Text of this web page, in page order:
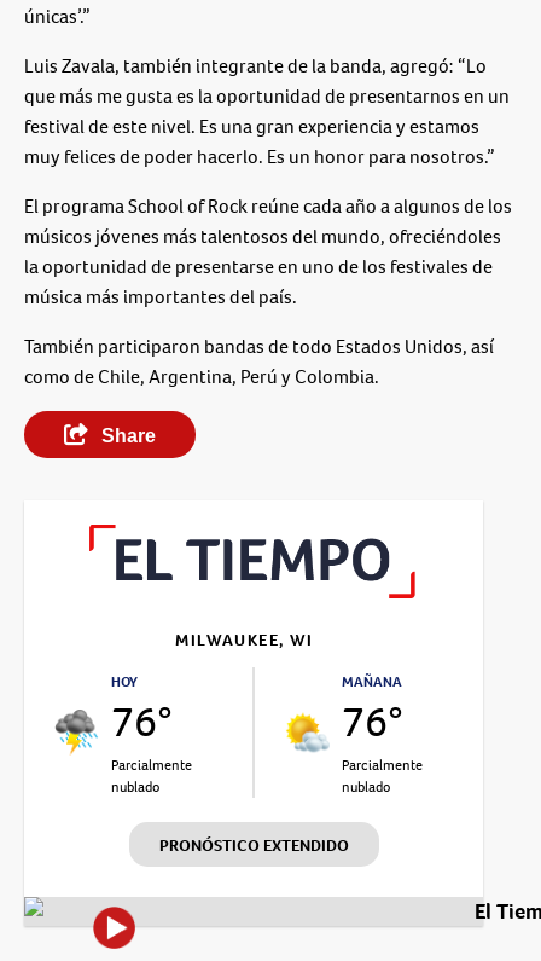
únicas’.”
Luis Zavala, también integrante de la banda, agregó: “Lo
que más me gusta es la oportunidad de presentarnos en un
festival de este nivel. Es una gran experiencia y estamos
muy felices de poder hacerlo. Es un honor para nosotros.”
El programa School of Rock reúne cada año a algunos de los
músicos jóvenes más talentosos del mundo, ofreciéndoles
la oportunidad de presentarse en uno de los festivales de
música más importantes del país.
También participaron bandas de todo Estados Unidos, así
como de Chile, Argentina, Perú y Colombia.
Share
MILWAUKEE, WI
HOY
76°
Parcialmente
nublado
MAÑANA
76°
Parcialmente
nublado
PRONÓSTICO EXTENDIDO
El